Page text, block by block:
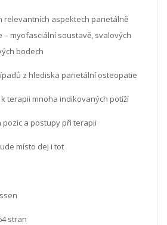
relevantních aspektech parietálně
myofasciální soustavě, svalových
bodech
z hlediska parietální osteopatie
terapii mnoha indikovaných potíží
pozic a postupy při terapii
místo dej i tot
stran